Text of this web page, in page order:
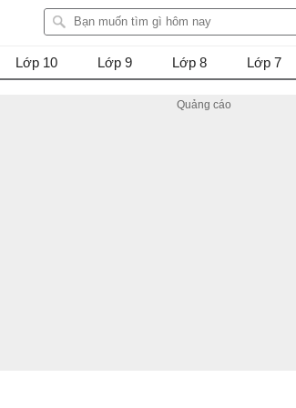
Lớp 10 Lớp 9 Lớp 8 Lớp 7